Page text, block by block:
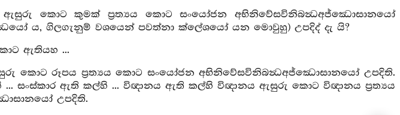
කොට කුමක් ප්‍රත්‍යය කොට සංයෝජන අභිනිවේසවිනිබන්‍ධඅජ්ඣොසානයෝ
ය, ගිලගැනුම් වශයෙන් පවත්නා ක්ලේශයෝ යන මොවුහු) උපදිද් දැ යි?
ඇතියහ ...
කොට රූපය ප්‍රත්‍යය කොට සංයෝජන අභිනිවේසවිනිබන්‍ධඅජ්ඣොසානයෝ උපදිති.
... සංස්කාර ඇති කල්හි ... විඥානය ඇති කල්හි විඥානය ඇසුරු කොට විඥානය ප්‍රත්‍යය
උපදිති.